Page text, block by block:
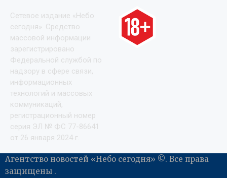
Сетевое издание «Небо
сегодня». Средство
массовой информации
зарегистрировано
Федеральной службой по
надзору в сфере связи,
информационных
технологий и массовых
коммуникаций,
регистрационный номер
серия ЭЛ № ФС 77-86641
от 26 января 2024 г.
Агентство новостей «Небо сегодня» ©. Все права
защищены .